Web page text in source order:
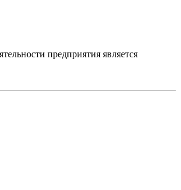
предприятия является